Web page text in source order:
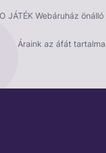
JÁTÉK Webáruház
Áraink az áfát